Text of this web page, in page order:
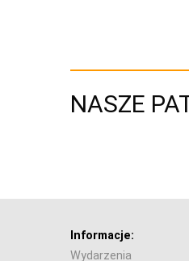
NASZE
Informacje:
Wydarzenia